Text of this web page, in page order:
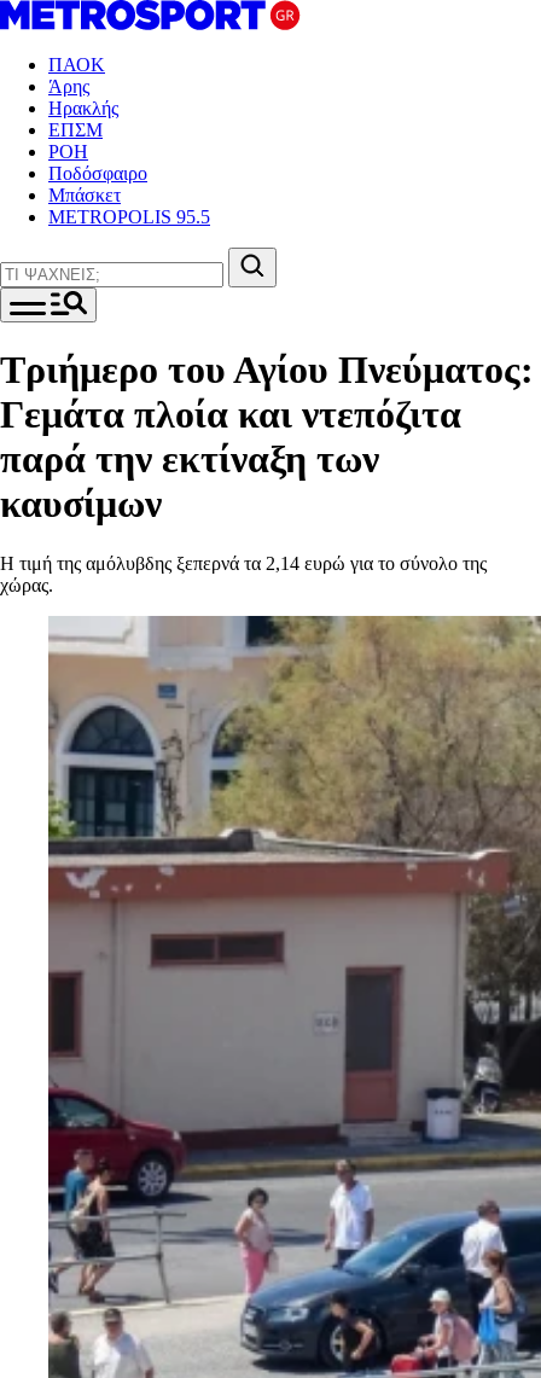
ΠΑΟΚ
Άρης
Ηρακλής
ΕΠΣΜ
ΡΟΗ
Ποδόσφαιρο
Μπάσκετ
METROPOLIS 95.5
Τριήμερο του Αγίου Πνεύματος:
Γεμάτα πλοία και ντεπόζιτα
παρά την εκτίναξη των
καυσίμων
Η τιμή της αμόλυβδης ξεπερνά τα 2,14 ευρώ για το σύνολο της
χώρας.